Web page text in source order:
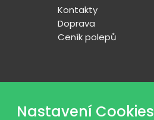
Kontakty
Doprava
Ceník polepů
Nastavení Cookies